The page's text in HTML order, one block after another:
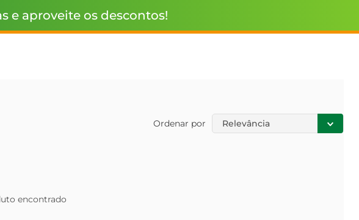
e aproveite os descontos!
Ordenar por Relevância
encontrado